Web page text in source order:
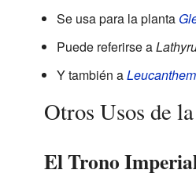
Se usa para la planta
Puede referirse a
Y también a
Otros Usos de
El Trono